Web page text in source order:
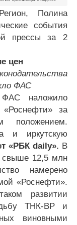
Полина
события
прессы за 2
цен
ФАС
ФАС наложило
за
положением.
и иркутскую
«РБК daily». В
свыше 12,5 млн
намерено
«Роснефти».
развитии
ТНК-ВР и
виновными